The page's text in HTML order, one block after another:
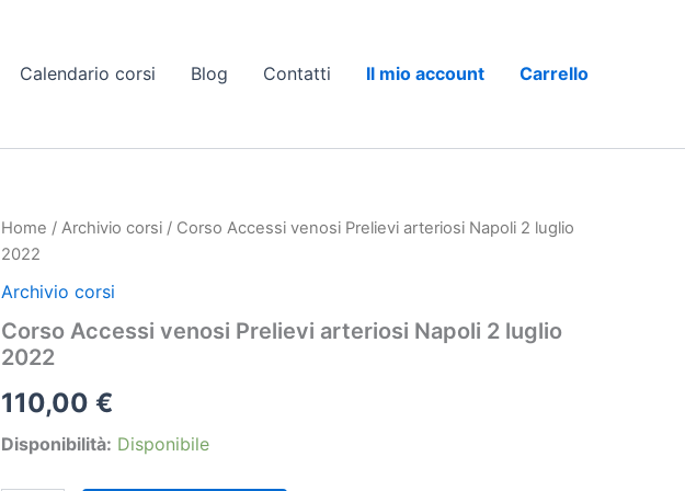
Calendario corsi Blog Contatti Il mio account Carrello
Home / Archivio corsi / Corso Accessi venosi Prelievi arteriosi Napoli 2 luglio
2022
Archivio corsi
Corso Accessi venosi Prelievi arteriosi Napoli 2 luglio
2022
110,00 €
Disponibilità: Disponibile